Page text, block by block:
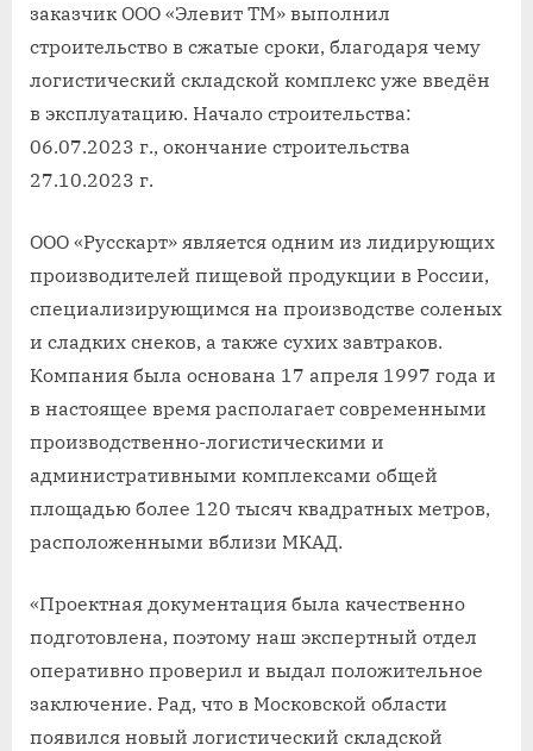
заказчик ООО «Элевит ТМ» выполнил
строительство в сжатые сроки, благодаря чему
логистический складской комплекс уже введён
в эксплуатацию. Начало строительства:
06.07.2023 г., окончание строительства
27.10.2023 г.
ООО «Русскарт» является одним из лидирующих
производителей пищевой продукции в России,
специализирующимся на производстве соленых
и сладких снеков, а также сухих завтраков.
Компания была основана 17 апреля 1997 года и
в настоящее время располагает современными
производственно-логистическими и
административными комплексами общей
площадью более 120 тысяч квадратных метров,
расположенными вблизи МКАД.
«Проектная документация была качественно
подготовлена, поэтому наш экспертный отдел
оперативно проверил и выдал положительное
заключение. Рад, что в Московской области
появился новый логистический складской